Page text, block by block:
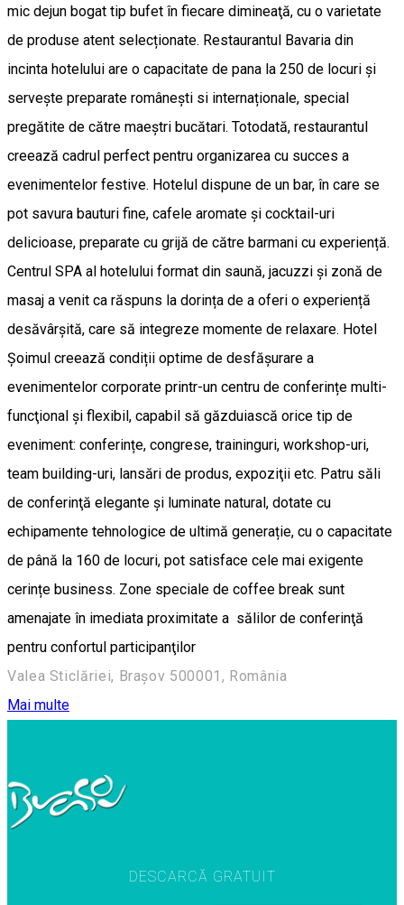
mic dejun bogat tip bufet în fiecare dimineaţă, cu o varietate
de produse atent selecționate. Restaurantul Bavaria din
incinta hotelului are o capacitate de pana la 250 de locuri și
servește preparate românești si internaționale, special
pregătite de către maeștri bucătari. Totodată, restaurantul
creează cadrul perfect pentru organizarea cu succes a
evenimentelor festive. Hotelul dispune de un bar, în care se
pot savura bauturi fine, cafele aromate și cocktail-uri
delicioase, preparate cu grijă de către barmani cu experiență.
Centrul SPA al hotelului format din saună, jacuzzi și zonă de
masaj a venit ca răspuns la dorința de a oferi o experiență
desăvârșită, care să integreze momente de relaxare. Hotel
Șoimul creează condiții optime de desfășurare a
evenimentelor corporate printr-un centru de conferințe multi-
funcţional şi flexibil, capabil să găzduiască orice tip de
eveniment: conferințe, congrese, traininguri, workshop-uri,
team building-uri, lansări de produs, expoziţii etc. Patru săli
de conferinţă elegante și luminate natural, dotate cu
echipamente tehnologice de ultimă generație, cu o capacitate
de până la 160 de locuri, pot satisface cele mai exigente
cerințe business. Zone speciale de coffee break sunt
amenajate în imediata proximitate a sălilor de conferinţă
pentru confortul participanţilor
Valea Sticlăriei, Brașov 500001, România
Mai multe
DESCARCĂ GRATUIT